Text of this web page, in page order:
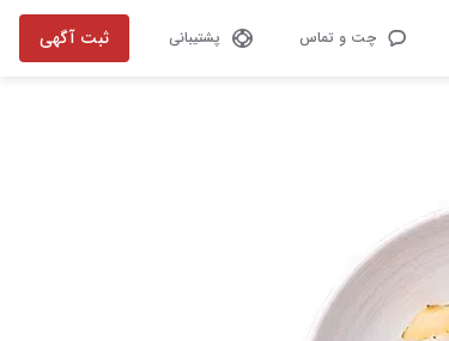
چت و تماس پشتیبانی ثبت آگهی